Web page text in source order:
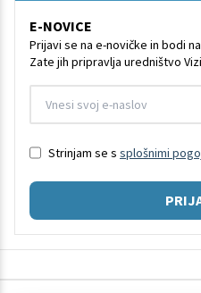
E-NOVICE
Prijavi se na e-novičke in bodi
Zate jih pripravlja uredništvo
Strinjam se s splošnimi